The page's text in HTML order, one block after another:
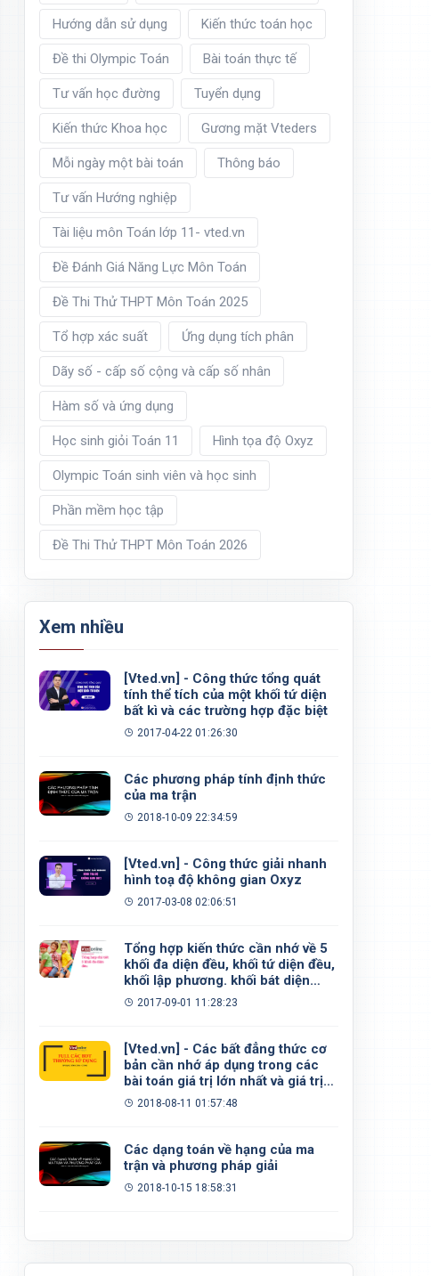
Hướng dẫn sử dụng Kiến thức toán học
Đề thi Olympic Toán Bài toán thực tế
Tư vấn học đường Tuyển dụng
Kiến thức Khoa học Gương mặt Vteders
Mỗi ngày một bài toán Thông báo
Tư vấn Hướng nghiệp
Tài liệu môn Toán lớp 11- vted.vn
Đề Đánh Giá Năng Lực Môn Toán
Đề Thi Thử THPT Môn Toán 2025
Tổ hợp xác suất Ứng dụng tích phân
Dãy số - cấp số cộng và cấp số nhân
Hàm số và ứng dụng
Học sinh giỏi Toán 11 Hình tọa độ Oxyz
Olympic Toán sinh viên và học sinh
Phần mềm học tập
Đề Thi Thử THPT Môn Toán 2026
Xem nhiều
[Vted.vn] - Công thức tổng quát
tính thể tích của một khối tứ diện
bất kì và các trường hợp đặc biệt
2017-04-22 01:26:30
Các phương pháp tính định thức
của ma trận
2018-10-09 22:34:59
[Vted.vn] - Công thức giải nhanh
hình toạ độ không gian Oxyz
2017-03-08 02:06:51
Tổng hợp kiến thức cần nhớ về 5
khối đa diện đều, khối tứ diện đều,
khối lập phương. khối bát diện
đều, khối 12 mặt đều, khối 20 mặt
2017-09-01 11:28:23
[Vted.vn] - Các bất đẳng thức cơ
bản cần nhớ áp dụng trong các
bài toán giá trị lớn nhất và giá trị
nhỏ nhất
2018-08-11 01:57:48
Các dạng toán về hạng của ma
trận và phương pháp giải
2018-10-15 18:58:31